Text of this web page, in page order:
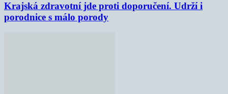
Krajská zdravotní jde proti doporučení. Udrží i
porodnice s málo porody